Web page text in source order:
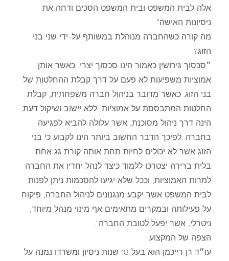
אלה לבית המשפט ובית המשפט הסכים ודחה את
ניסיונות האישה".
מה קורה כשהחברה מנוהלת במשותף על-ידי שני בני
הזוג?
״סכסוך גירושין כאמור הינו סכסוך יצרי, כאשר אותן
אמוציות משפיעות לא פעם על דרך קבלת ההחלטות של
בני הזוג. כאשר מדובר בניהול חברה משפחתית, קבלת
החלטות המתבססת על אמוציות, ללא יישוב ושיקול דעת,
הינה דרך ניהול מסוכנת, אשר עלולה להביא לפגיעה
בחברה. לפיכך הדבר החשוב ביותר הינו לקבוע כי בני
הזוג אשר לא יכולים לחיות תחת אותה קורת גג אחת
בלית ברירה יצטרכו ללמוד כיצד לנהל יחדיו את החברה
למרות האמוציות, וככל שלא יגיעו להסכמות ניתן לפנות
לבית המשפט אשר יקבע מנגנונים לניהול החברה, פיקוח
על פעילותה ובמקרים מתאימים אף מינוי מנהל מיוחד,
ניטרלי, אשר יפעל לטובת החברה".
הצפה של המקצוע
עו״ד רן רייכמן הוא בעל 18 שנות ניסיון ומשרדו נמנה על